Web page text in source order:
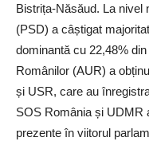
Bistrița-Năsăud. La nivel
(PSD) a câștigat
dominantă cu 22,48%
Românilor (AUR) a
și USR, care au
SOS România și UDMR
prezente în viitorul